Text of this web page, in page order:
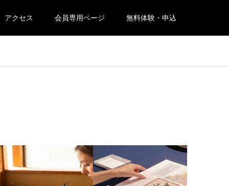
アクセス 会員専用ページ 無料体験・申込